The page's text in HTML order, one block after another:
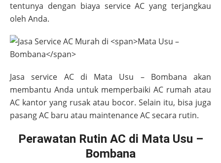
tentunya dengan biaya service AC yang terjangkau
oleh Anda.
Jasa service AC di Mata Usu – Bombana akan
membantu Anda untuk memperbaiki AC rumah atau
AC kantor yang rusak atau bocor. Selain itu, bisa juga
pasang AC baru atau maintenance AC secara rutin.
Perawatan Rutin AC di Mata Usu –
Bombana